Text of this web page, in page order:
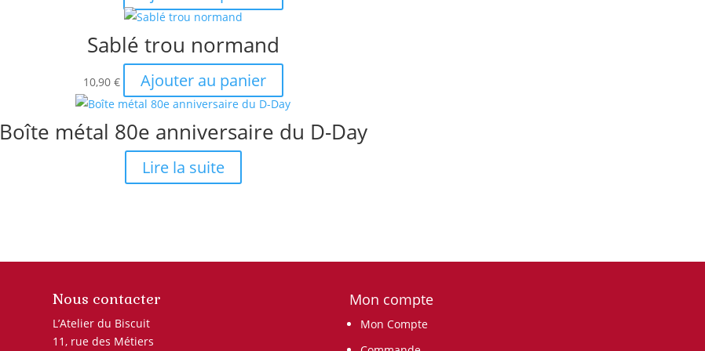
Sablé trou normand
10,90 € Ajouter au panier
Boîte métal 80e anniversaire du D-Day
Lire la suite
Nous contacter
L’Atelier du Biscuit
11, rue des Métiers
Mon compte
Mon Compte